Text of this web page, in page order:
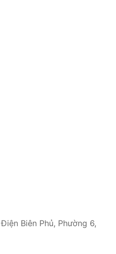
Điện Biên Phủ, Phường 6,